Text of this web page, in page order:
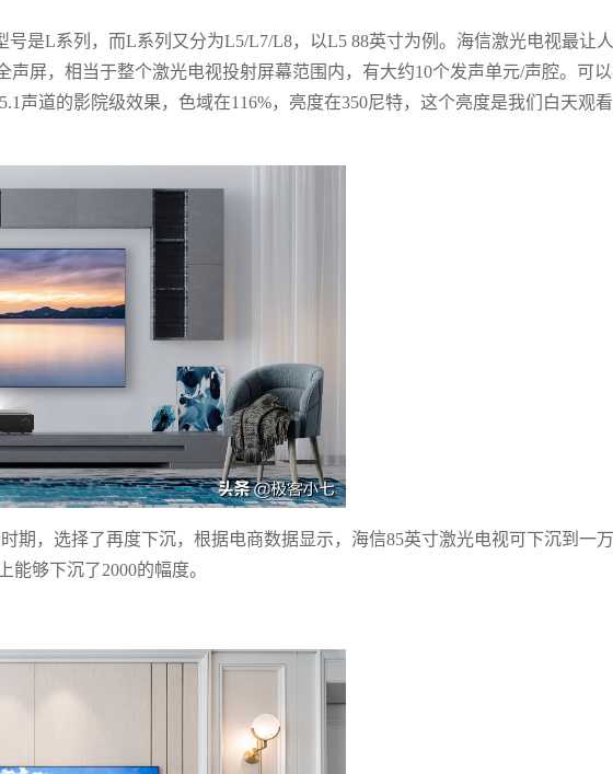
号是L系列，而L系列又分为L5/L7/L8，以L5 88英寸为例。海信激光电视最让
声屏，相当于整个激光电视投射屏幕范围内，有大约10个发声单元/声腔。可
声道的影院级效果，色域在116%，亮度在350尼特，这个亮度是我们白天观
期，选择了再度下沉，根据电商数据显示，海信85英寸激光电视可下沉到一
够下沉了2000的幅度。